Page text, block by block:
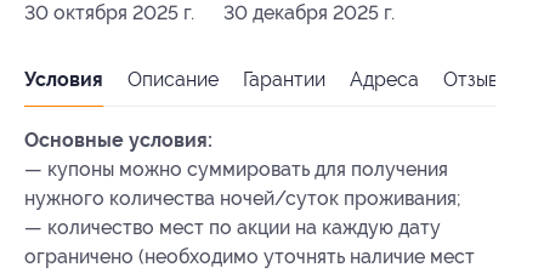
30 октября 2025 г. 30 декабря 2025 г.
Условия Описание Гарантии Адреса Отзывы
Основные условия:
— купоны можно суммировать для получения
нужного количества ночей/суток проживания;
— количество мест по акции на каждую дату
ограничено (необходимо уточнять наличие мест